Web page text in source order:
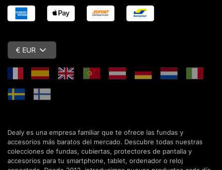
€ EUR
Dealy es una empresa familiar que te ofrece las fundas y
accesorios más baratos del mercado. Descubre todas nuestras
colecciones de fundas, cubiertas, protectores de pantalla y
accesorios para tu smartphone, tablet, ordenador o reloj